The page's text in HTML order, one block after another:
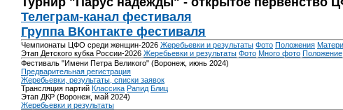
Телеграм-канал фестиваля
Группа ВКонтакте фестиваля
Чемпионаты ЦФО среди женщин-2026 Жеребьевки и результаты Фото Положения
Этап Детского кубка России-2026 Жеребьевки и результаты Фото Много фото Положение
Фестиваль "Имени Петра Великого" (Воронеж, июнь 2024)
Предварительная регистрация
Жеребьевки, результаты, списки заявок
Трансляция партий Классика Рапид Блиц
Этап ДКР (Воронеж, май 2024)
Жеребьевки и результаты